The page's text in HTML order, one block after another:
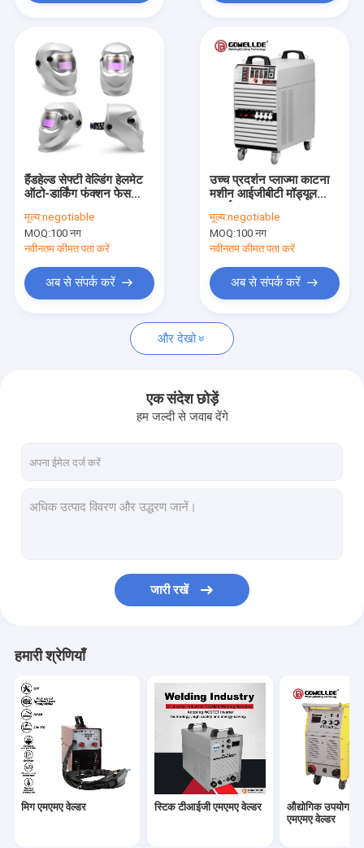
उत्पादों
वीडियो
वीआर शो
गुणवत्ता नियंत्रण
संपर्क करें
एक उद्धरण का अनुरोध करें
स्टिक टीआईजी एमएमए वेल्डर
औद्योगिक उपयोग एआरसी एमएमए वेल्डर
मिनी एआरसी वेल्डर
मशाल स्पेयर पार्ट्स
सेल्फ डार्कनिंग वेल्डिंग हेलमेट
फाइबर लेजर वेल्डर
सीएनसी काटने की मशीन
हैंडहेल्ड सेफ्टी वेल्डिंग हेलमेट
ऑटो-डार्किंग फंक्शन फेस
मूल्य:negotiable
MOQ:100 नग
नवीनतम कीमत पता करें
अब से संपर्क करें
उच्च प्रदर्शन प्लाज्मा काटना
मशीन आईजीबीटी मॉड्यूल
मूल्य:negotiable
MOQ:100 नग
नवीनतम कीमत पता करें
अब से संपर्क करें
और देखो
एक संदेश छोड़ें
हम जल्दी से जवाब देंगे
जारी रखें
हमारी श्रेणियाँ
मिग एमएमए वेल्डर स्टिक टीआईजी एमएमए वेल्डर
औद्योगिक उपयोग
एमएमए वेल्डर